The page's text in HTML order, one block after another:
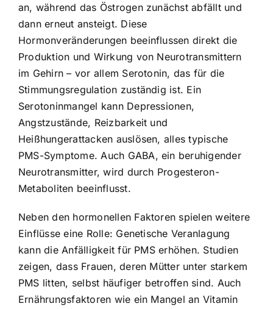
an, während das Östrogen zunächst abfällt und
dann erneut ansteigt. Diese
Hormonveränderungen beeinflussen direkt die
Produktion und Wirkung von Neurotransmittern
im Gehirn – vor allem Serotonin, das für die
Stimmungsregulation zuständig ist. Ein
Serotoninmangel kann Depressionen,
Angstzustände, Reizbarkeit und
Heißhungerattacken auslösen, alles typische
PMS-Symptome. Auch GABA, ein beruhigender
Neurotransmitter, wird durch Progesteron-
Metaboliten beeinflusst.
Neben den hormonellen Faktoren spielen weitere
Einflüsse eine Rolle: Genetische Veranlagung
kann die Anfälligkeit für PMS erhöhen. Studien
zeigen, dass Frauen, deren Mütter unter starkem
PMS litten, selbst häufiger betroffen sind. Auch
Ernährungsfaktoren wie ein Mangel an Vitamin